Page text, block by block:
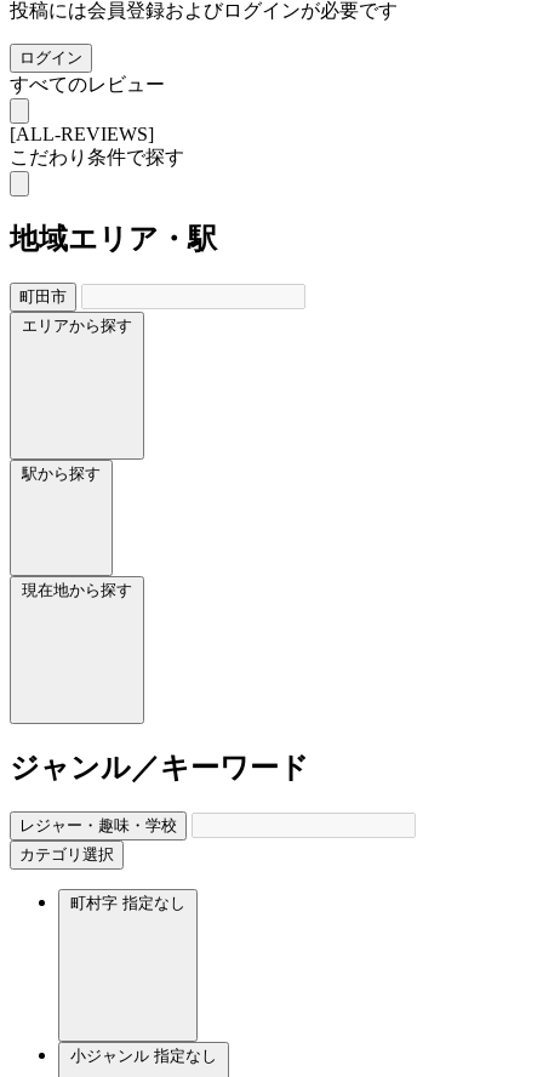
投稿には会員登録およびログインが必要です
ログイン
すべてのレビュー
[ALL-REVIEWS]
こだわり条件で探す
地域エリア・駅
町田市
エリアから探す
駅から探す
現在地から探す
ジャンル／キーワード
レジャー・趣味・学校
カテゴリ選択
町村字 指定なし
小ジャンル 指定なし